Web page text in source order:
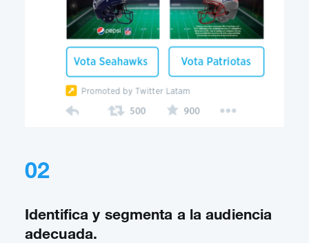
02
Identifica y segmenta a la audiencia
adecuada.